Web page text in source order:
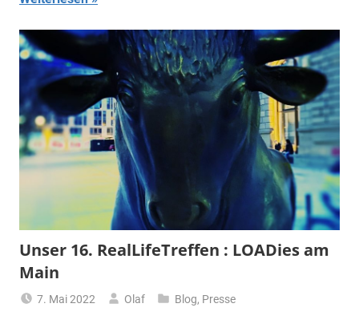
Unser 16. RealLifeTreffen : LOADies am
Main
7. Mai 2022 Olaf Blog, Presse